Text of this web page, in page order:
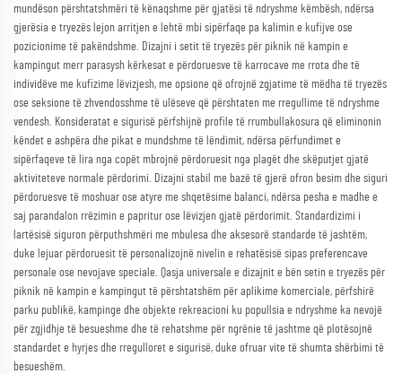
mundëson përshtatshmëri të kënaqshme për gjatësi të ndryshme këmbësh, ndërsa
gjerësia e tryezës lejon arritjen e lehtë mbi sipërfaqe pa kalimin e kufijve ose
pozicionime të pakëndshme. Dizajni i setit të tryezës për piknik në kampin e
kampingut merr parasysh kërkesat e përdoruesve të karrocave me rrota dhe të
individëve me kufizime lëvizjesh, me opsione që ofrojnë zgjatime të mëdha të tryezës
ose seksione të zhvendosshme të ulëseve që përshtaten me rregullime të ndryshme
vendesh. Konsideratat e sigurisë përfshijnë profile të rrumbullakosura që eliminonin
këndet e ashpëra dhe pikat e mundshme të lëndimit, ndërsa përfundimet e
sipërfaqeve të lira nga copët mbrojnë përdoruesit nga plagët dhe skëputjet gjatë
aktiviteteve normale përdorimi. Dizajni stabil me bazë të gjerë ofron besim dhe siguri
përdoruesve të moshuar ose atyre me shqetësime balanci, ndërsa pesha e madhe e
saj parandalon rrëzimin e papritur ose lëvizjen gjatë përdorimit. Standardizimi i
lartësisë siguron përputhshmëri me mbulesa dhe aksesorë standarde të jashtëm,
duke lejuar përdoruesit të personalizojnë nivelin e rehatësisë sipas preferencave
personale ose nevojave speciale. Qasja universale e dizajnit e bën setin e tryezës për
piknik në kampin e kampingut të përshtatshëm për aplikime komerciale, përfshirë
parku publikë, kampinge dhe objekte rekreacioni ku popullsia e ndryshme ka nevojë
për zgjidhje të besueshme dhe të rehatshme për ngrënie të jashtme që plotësojnë
standardet e hyrjes dhe rregulloret e sigurisë, duke ofruar vite të shumta shërbimi të
besueshëm.